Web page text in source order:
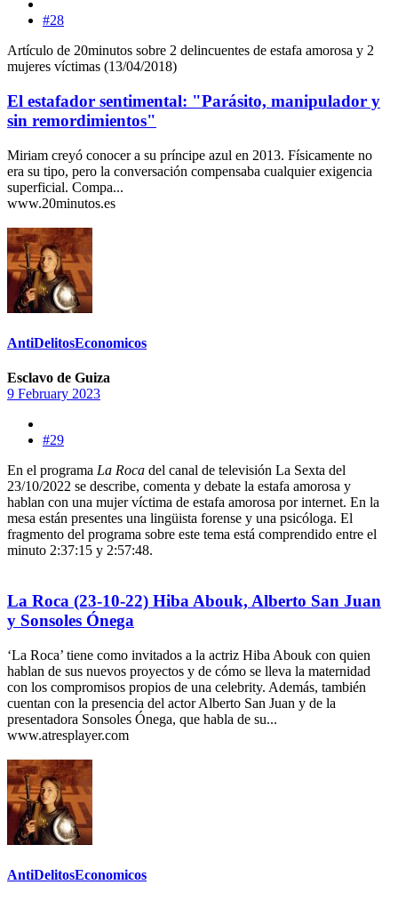
#28
Artículo de 20minutos sobre 2 delincuentes de estafa amorosa y 2
mujeres víctimas (13/04/2018)
El estafador sentimental: "Parásito, manipulador y
sin remordimientos"
Miriam creyó conocer a su príncipe azul en 2013. Físicamente no
era su tipo, pero la conversación compensaba cualquier exigencia
superficial. Compa...
www.20minutos.es
AntiDelitosEconomicos
Esclavo de Guiza
9 February 2023
#29
En el programa La Roca del canal de televisión La Sexta del
23/10/2022 se describe, comenta y debate la estafa amorosa y
hablan con una mujer víctima de estafa amorosa por internet. En la
mesa están presentes una lingüista forense y una psicóloga. El
fragmento del programa sobre este tema está comprendido entre el
minuto 2:37:15 y 2:57:48.
La Roca (23-10-22) Hiba Abouk, Alberto San Juan
y Sonsoles Ónega
‘La Roca’ tiene como invitados a la actriz Hiba Abouk con quien
hablan de sus nuevos proyectos y de cómo se lleva la maternidad
con los compromisos propios de una celebrity. Además, también
cuentan con la presencia del actor Alberto San Juan y de la
presentadora Sonsoles Ónega, que habla de su...
www.atresplayer.com
AntiDelitosEconomicos